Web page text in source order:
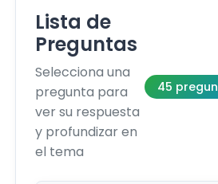
Lista de
Preguntas
Selecciona una
pregunta para
ver su respuesta
y profundizar en
el tema
45